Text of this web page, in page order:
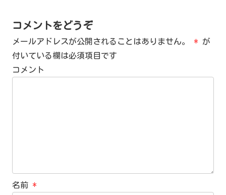
コメントをどうぞ
メールアドレスが公開されることはありません。 * が
付いている欄は必須項目です
コメント
名前 *